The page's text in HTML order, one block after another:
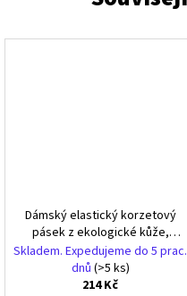
Dámský elastický korzetový
pásek z ekologické kůže,
zlatá spona, šířka 6,3 cm,
délka 89-105 cm
Skladem. Expedujeme do 5 prac.
dnů (>5 ks)
214 Kč